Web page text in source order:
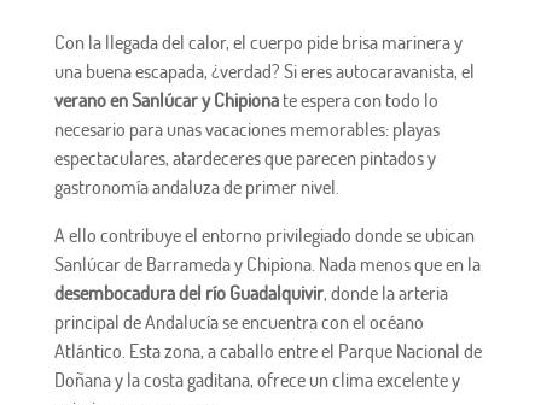
Con la llegada del calor, el cuerpo pide brisa marinera y
una buena escapada, ¿verdad? Si eres autocaravanista, el
verano en Sanlúcar y Chipionate espera con todo lo
necesario para unas vacaciones memorables: playas
espectaculares, atardeceres que parecen pintados y
gastronomía andaluza de primer nivel.
A ello contribuye el entorno privilegiado donde se ubican
Sanlúcar de Barrameda y Chipiona. Nada menos que en la
desembocadura del río Guadalquivir, donde la arteria
principal de Andalucía se encuentra con el océano
Atlántico. Esta zona, a caballo entre el Parque Nacional de
Doñana y la costa gaditana, ofrece un clima excelente y